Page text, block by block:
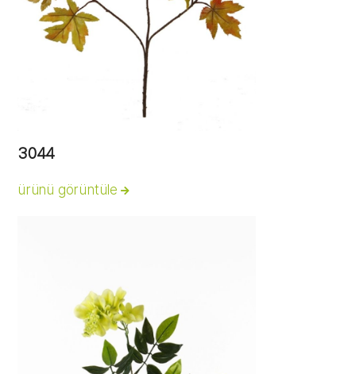
3044
ürünü görüntüle